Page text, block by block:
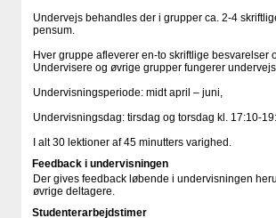
Undervejs behandles der i grupper ca. 2-4
pensum.
Hver gruppe afleverer en-to skriftlige
Undervisere og øvrige grupper fungerer
Undervisningsperiode: midt april – juni,
Undervisningsdag: tirsdag og torsdag kl. 17:10-
I alt 30 lektioner af 45 minutters varighed.
Feedback i undervisningen
Der gives feedback løbende i undervisningen
øvrige deltagere.
Studenterarbejdstimer